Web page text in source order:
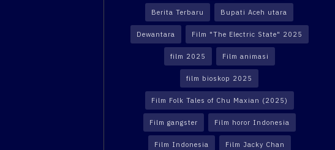
Berita Terbaru Bupati Aceh utara
Dewantara Film "The Electric State" 2025
film 2025 Film animasi
film bioskop 2025
Film Folk Tales of Chu Maxian (2025)
Film gangster Film horor Indonesia
Film Indonesia Film Jacky Chan